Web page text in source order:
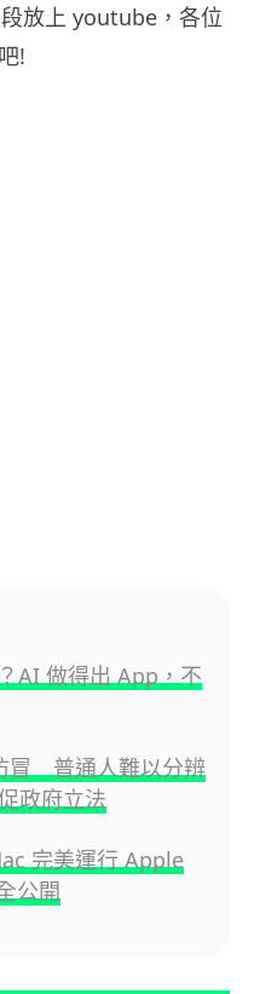
放上 youtube，各位
!
AI 做得出 App，不
冒 普通人難以分辨
政府立法
完美運行 Apple
公開